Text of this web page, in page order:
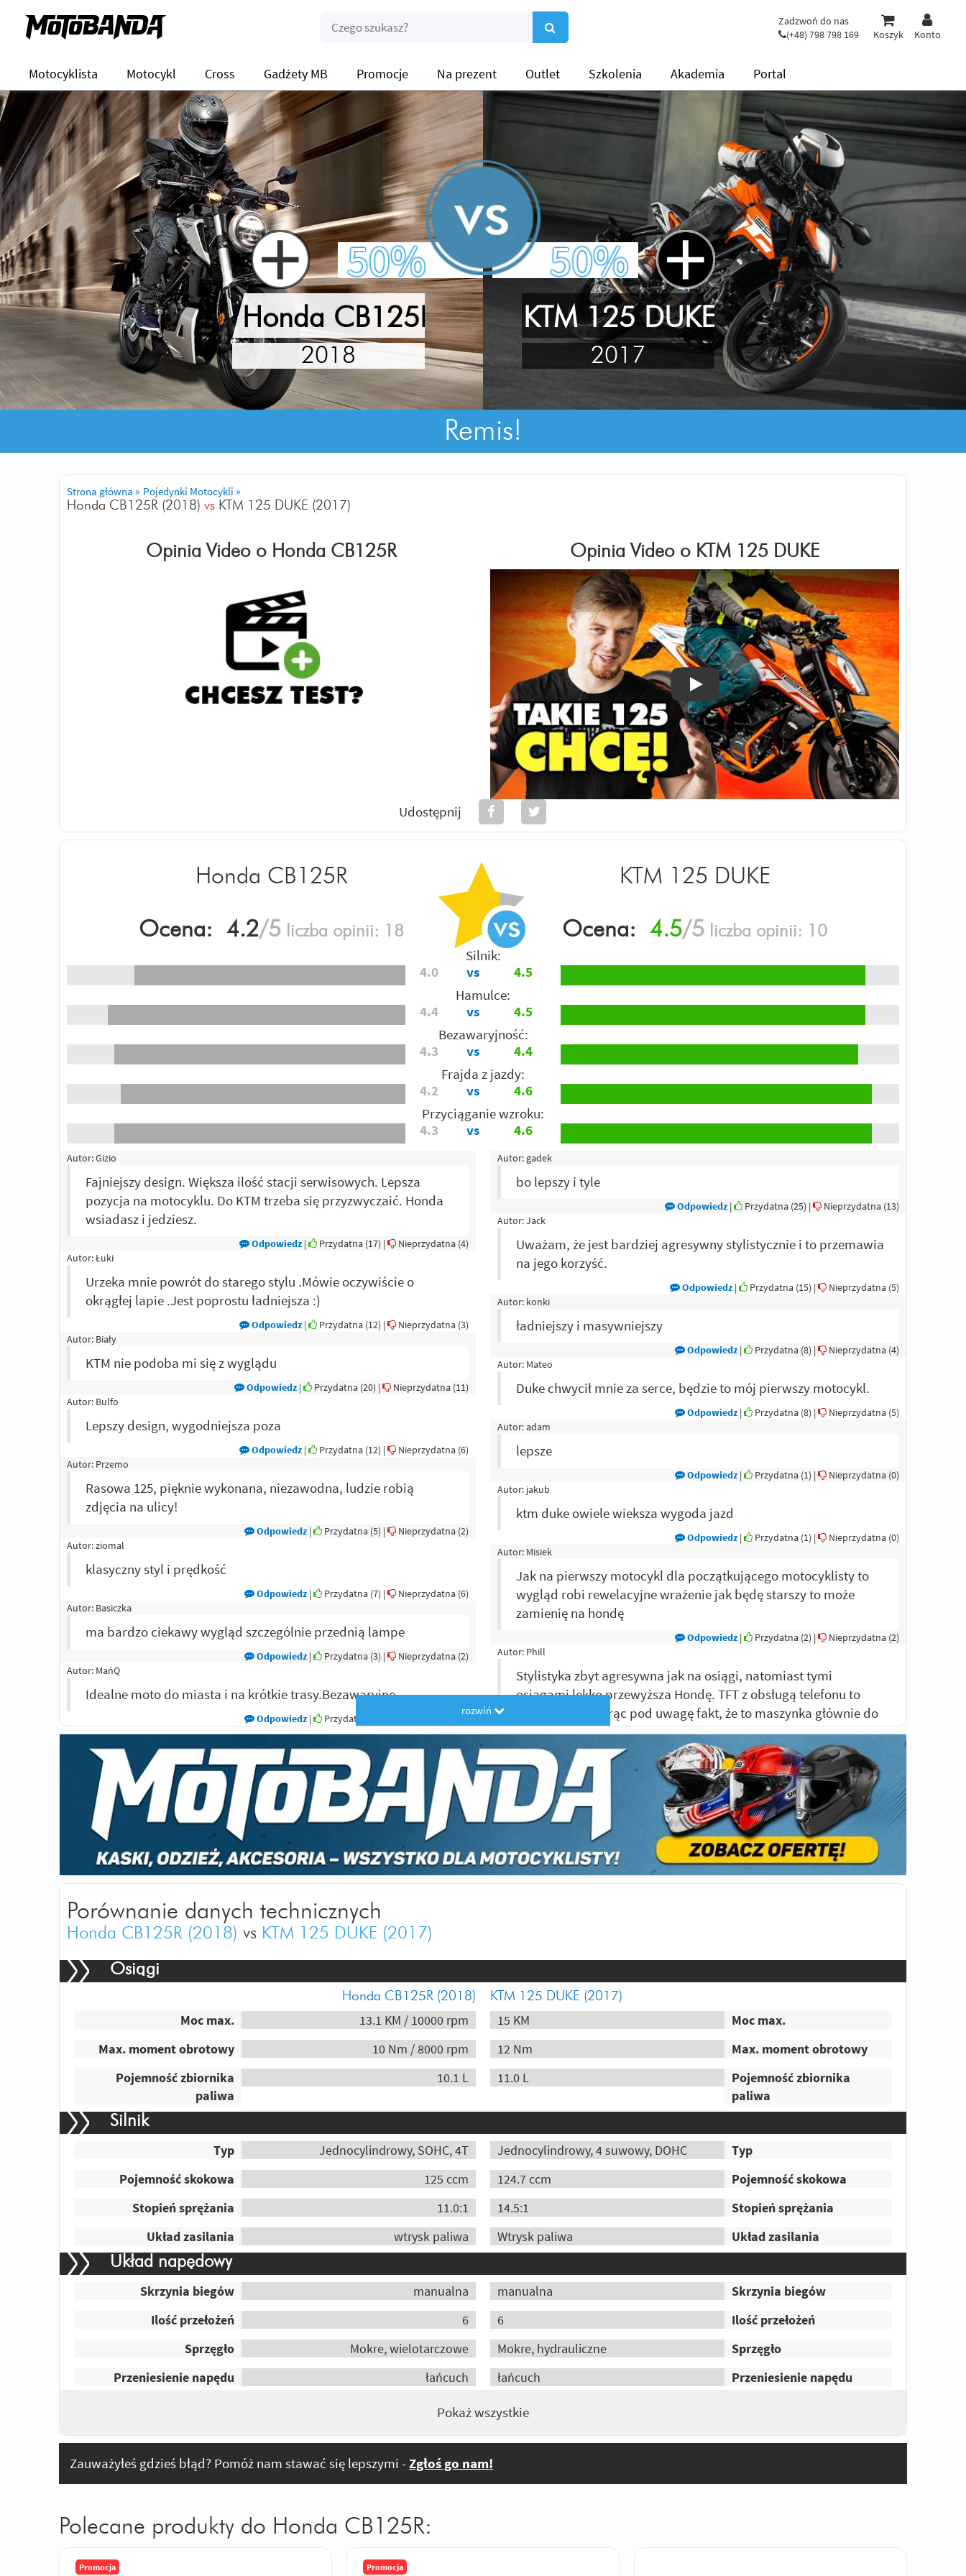
Zadzwoń do nas
(+48) 798 798 169
Koszyk Konto
Motocyklista Motocykl Cross Gadżety MB Promocje Na prezent Outlet Szkolenia Akademia Portal
50% 50%
Honda CB125R
2018
+
KTM 125 DUKE
2017
+
Remis!
Strona główna » Pojedynki Motocykli »
Honda CB125R (2018) vs KTM 125 DUKE (2017)
Opinia Video o Honda CB125R Opinia Video o KTM 125 DUKE
Odtwórz
Udostępnij
Honda CB125R KTM 125 DUKE
Ocena: 4.2/5 liczba opinii: 18 Ocena: 4.5/5 liczba opinii:
10
Silnik:
4.0
vs
4.5
Hamulce:
4.4
vs
4.5
Bezawaryjność:
4.3
vs
4.4
Frajda z jazdy:
4.2
vs
4.6
Przyciąganie wzroku:
4.3
vs 4.6
Autor:Gizio
Fajniejszy design. Większa ilość stacji serwisowych. Lepsza
pozycja na motocyklu. Do KTM trzeba się przyzwyczaić. Honda
wsiadasz i jedziesz.
Odpowiedz| Przydatna (17) | Nieprzydatna (4)
Autor:Łuki
Urzeka mnie powrót do starego stylu .Mówie oczywiście o
okrągłej lapie .Jest poprostu ładniejsza :)
Odpowiedz| Przydatna (12) | Nieprzydatna (3)
Autor: Biały
KTM nie podoba mi się z wyglądu
Odpowiedz| Przydatna (20) | Nieprzydatna (11)
Autor: Bulfo
Lepszy design, wygodniejsza poza
Odpowiedz| Przydatna (12) | Nieprzydatna (6)
Autor: Przemo
Rasowa 125, pięknie wykonana, niezawodna, ludzie robią
zdjęcia na ulicy!
Odpowiedz| Przydatna (5) | Nieprzydatna (2)
Autor:ziomal
klasyczny styl i prędkość
Odpowiedz| Przydatna (7) | Nieprzydatna (6)
Autor: Basiczka
ma bardzo ciekawy wygląd szczególnie przednią lampe
Odpowiedz| Przydatna (3) | Nieprzydatna (2)
Autor: MańQ
Idealne moto do miasta i na krótkie trasy.Bezawaryjne.
Odpowiedz| Przydatna ( 1 )
Autor:mzw
Okrągły reflektor i bardziej stonowane kolory.
Odpowiedz Przydatna ( 1) Nieprzydatna (
Gość
Ładnie wygląda
Odpowiedz Nieprzydatna (
Autor: gadek
bo lepszy i tyle
Odpowiedz| Przydatna (25) | Nieprzydatna (13)
Autor:Jack
Uważam, że jest bardziej agresywny stylistycznie i to przemawia
na jego korzyść.
Odpowiedz| Przydatna (15) | Nieprzydatna (5)
Autor: konki
ładniejszy i masywniejszy
Odpowiedz| Przydatna (8) | Nieprzydatna (4)
Autor: Mateo
Duke chwycił mnie za serce, będzie to mój pierwszy motocykl.
Odpowiedz| Przydatna (8) | Nieprzydatna (5)
Autor:adam
lepsze
Odpowiedz| Przydatna (1) | Nieprzydatna (0)
Autor: jakub
ktm duke owiele wieksza wygoda jazd
Odpowiedz| Przydatna (1) | Nieprzydatna (0)
Autor: Misiek
Jak na pierwszy motocykl dla początkującego motocyklisty to
wygląd robi rewelacyjne wrażenie jak będę starszy to może
zamienię na hondę
Odpowiedz| Przydatna (2) | Nieprzydatna (2)
Autor: Phill
Stylistyka zbyt agresywna jak na osiągi, natomiast tymi
osiągami lekko przewyższa Hondę. TFT z obsługą telefonu to
kolejny atut, biorąc pod uwagę fakt, że to maszynka głównie do
miasta.
Odpowiedz| Przydatna (1)| Nieprzydatna (
Autor:hubson
silniejszy, szybszy, super hamulce.
Odpowiedz| Przydatna (5)| Nieprzydatna ( 6)
wygląda jak potwór
Odpowiedz| Przydatna (1)| Nieprzydatna (3)
pojemności jest ogromną różnicą.
Odpowiedz| Przydatna (2)| Nieprzydatna (7)
2021-11-02 11:22:23 | Autor: Gość
Mocniejszy ,ale także cięższy od Hondy ,co nie jest bez
znaczenia ;-)
rozwiń
Porównanie danych technicznych
Honda CB125R (2018) vs KTM 125 DUKE (2017)
Osiągi
Honda CB125R (2018) KTM 125 DUKE (2017)
Moc max. 13.1 KM / 10000 rpm 15 KM
Moc max.
Max. moment obrotowy
10 Nm / 8000 rpm 12 Nm
Max. moment obrotowy
Pojemność zbiornika
paliwa
10.1 L 11.0 L
Pojemność zbiornika
paliwa
Silnik
Typ Jednocylindrowy, SOHC, 4T Jednocylindrowy, 4 suwowy, DOHC
Typ
Pojemność skokowa
125 ccm 124.7 ccm
Pojemność skokowa
Stopień sprężania
11.0:1 14.5:1
Stopień sprężania
Układ zasilania
wtrysk paliwa Wtrysk paliwa Układ zasilania
Układ napędowy
Skrzynia biegów manualna manualna
Skrzynia biegów
Ilość przełożeń
6 6
Ilość przełożeń
Sprzęgło
Mokre, wielotarczowe Mokre, hydrauliczne
Sprzęgło
Przeniesienie napędu
łańcuch łańcuch Przeniesienie napędu
Pokaż wszystkie
Zauważyłeś gdzieś błąd? Pomóż nam stawać się lepszymi -Zgłoś go nam!
Polecane produkty do Honda CB125R:
Promocja Promocja